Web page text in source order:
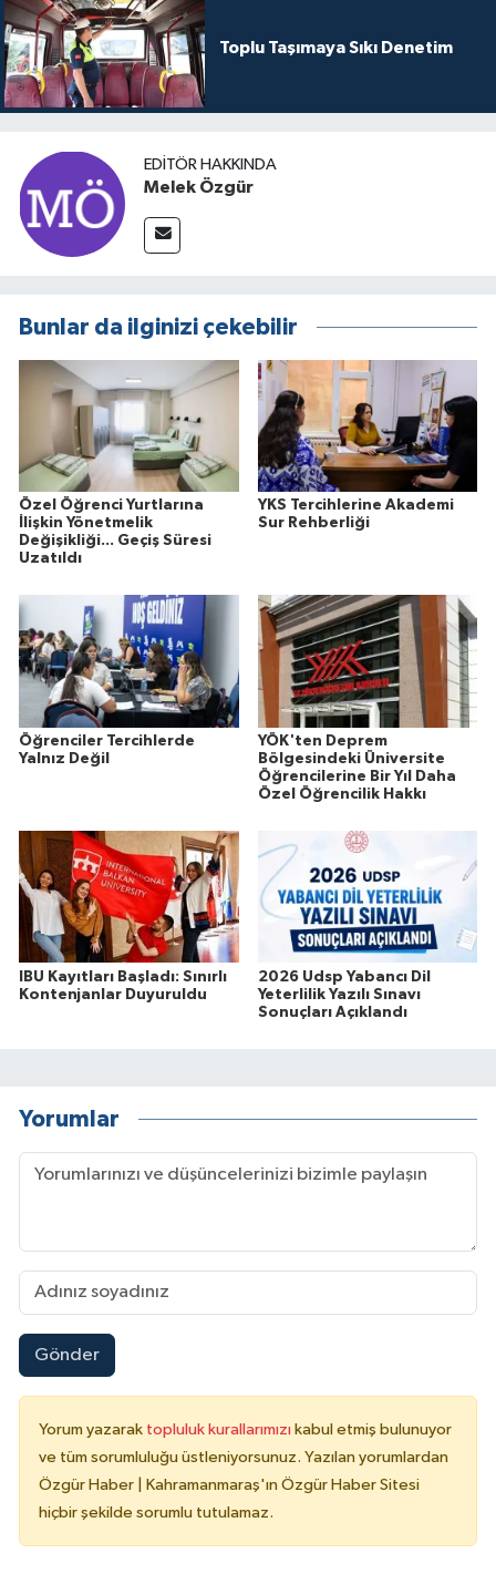
Toplu Taşımaya Sıkı Denetim
EDITÖR HAKKINDA
Melek Özgür
Bunlar da ilginizi çekebilir
Özel Öğrenci Yurtlarına
İlişkin Yönetmelik
Değişikliği... Geçiş Süresi
Uzatıldı
YKS Tercihlerine Akademi
Sur Rehberliği
Öğrenciler Tercihlerde
Yalnız Değil
YÖK'ten Deprem
Bölgesindeki Üniversite
Öğrencilerine Bir Yıl Daha
Özel Öğrencilik Hakkı
IBU Kayıtları Başladı: Sınırlı
Kontenjanlar Duyuruldu
2026 Udsp Yabancı Dil
Yeterlilik Yazılı Sınavı
Sonuçları Açıklandı
Yorumlar
Gönder
Yorum yazarak topluluk kurallarımızı kabul etmiş bulunuyor
ve tüm sorumluluğu üstleniyorsunuz. Yazılan yorumlardan
Özgür Haber | Kahramanmaraş'ın Özgür Haber Sitesi
hiçbir şekilde sorumlu tutulamaz.